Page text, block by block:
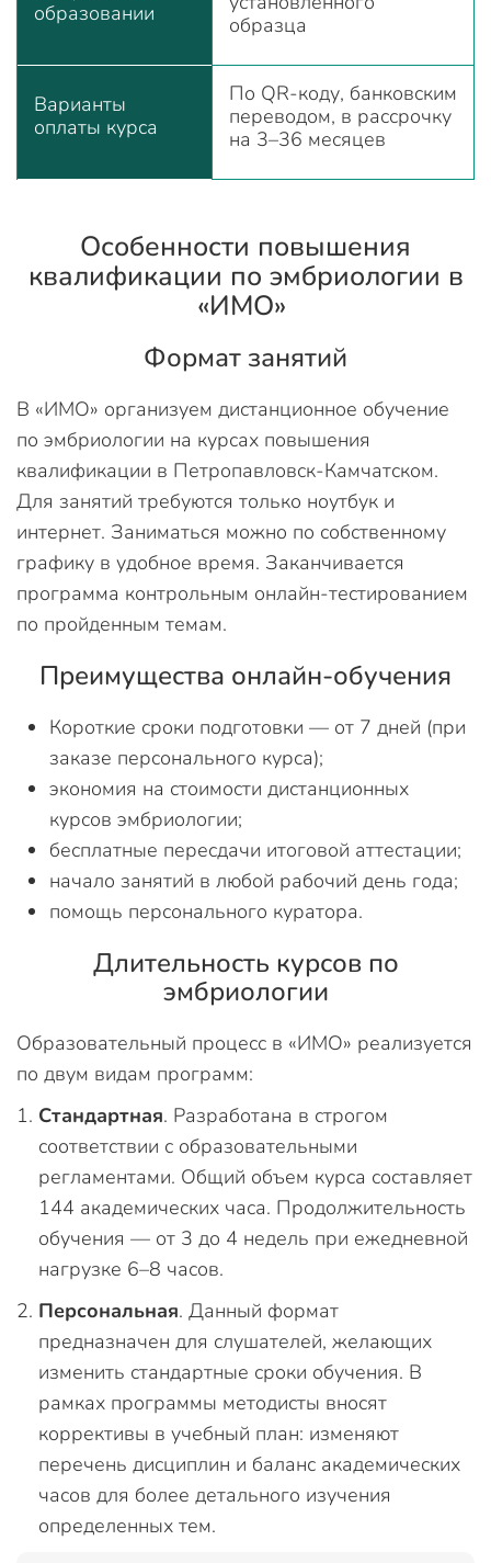
образовании
образца
Варианты
оплаты курса
По QR-коду, банковским
переводом, в рассрочку
на 3–36 месяцев
Особенности повышения
квалификации по эмбриологии в
«ИМО»
Формат занятий
В «ИМО» организуем дистанционное обучение
по эмбриологии на курсах повышения
квалификации в Петропавловск-Камчатском.
Для занятий требуются только ноутбук и
интернет. Заниматься можно по собственному
графику в удобное время. Заканчивается
программа контрольным онлайн-тестированием
по пройденным темам.
Преимущества онлайн-обучения
Короткие сроки подготовки — от 7 дней (при
заказе персонального курса);
экономия на стоимости дистанционных
курсов эмбриологии;
бесплатные пересдачи итоговой аттестации;
начало занятий в любой рабочий день года;
помощь персонального куратора.
Длительность курсов по
эмбриологии
Образовательный процесс в «ИМО» реализуется
по двум видам программ:
Стандартная. Разработана в строгом
соответствии с образовательными
регламентами. Общий объем курса составляет
144 академических часа. Продолжительность
обучения — от 3 до 4 недель при ежедневной
нагрузке 6–8 часов.
Персональная. Данный формат
предназначен для слушателей, желающих
изменить стандартные сроки обучения. В
рамках программы методисты вносят
коррективы в учебный план: изменяют
перечень дисциплин и баланс академических
часов для более детального изучения
определенных тем.